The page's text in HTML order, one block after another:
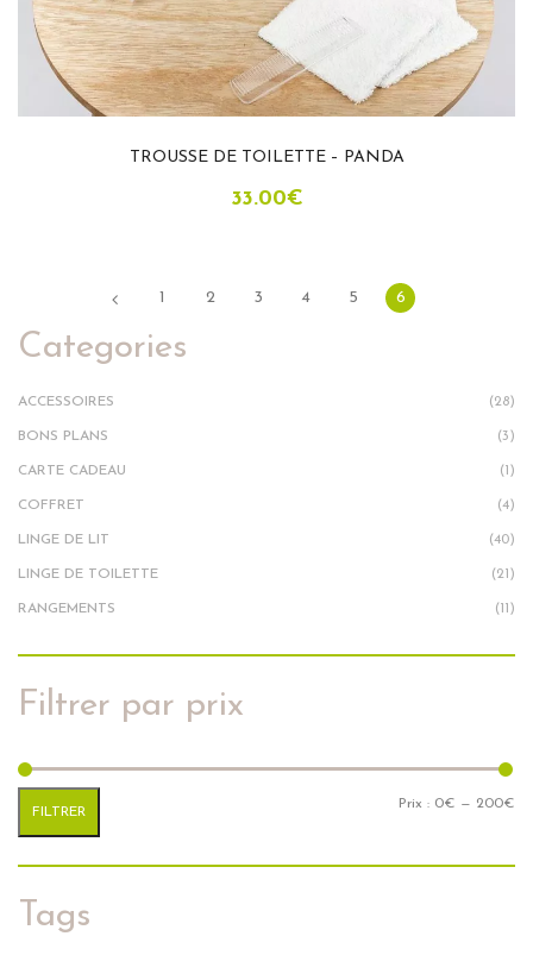
TROUSSE DE TOILETTE – PANDA
33.00€
1 2 3 4 5 6
Categories
ACCESSOIRES (28)
BONS PLANS (3)
CARTE CADEAU (1)
COFFRET (4)
LINGE DE LIT (40)
LINGE DE TOILETTE (21)
RANGEMENTS (11)
Filtrer par prix
FILTRER
Prix : 0€ — 200€
Tags